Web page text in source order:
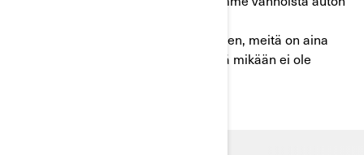
moottoriurheiluyritykseksi kasvamiseen, meitä on aina
ohjannut horjumaton usko siihen, että mikään ei ole